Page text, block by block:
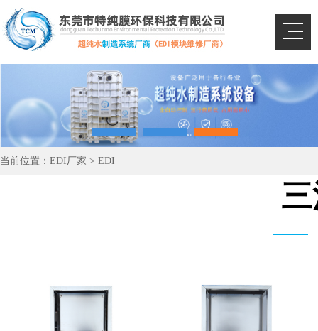
当前位置： EDI厂家 > EDI